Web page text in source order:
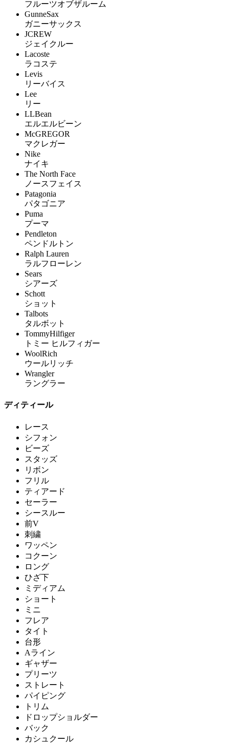
フルーツオブザルーム
GunneSax
ガニーサックス
JCREW
ジェイクルー
Lacoste
ラコステ
Levis
リーバイス
Lee
リー
LLBean
エルエルビーン
McGREGOR
マクレガー
Nike
ナイキ
The North Face
ノースフェイス
Patagonia
パタゴニア
Puma
プーマ
Pendleton
ペンドルトン
Ralph Lauren
ラルフローレン
Sears
シアーズ
Schott
ショット
Talbots
タルボット
TommyHilfiger
トミー ヒルフィガー
WoolRich
ウールリッチ
Wrangler
ラングラー
ディティール
レース
シフォン
ビーズ
スタッズ
リボン
フリル
ティアード
セーラー
シースルー
前V
刺繍
ワッペン
コクーン
ロング
ひざ下
ミディアム
ショート
ミニ
フレア
タイト
台形
Aライン
ギャザー
プリーツ
ストレート
パイピング
トリム
ドロップショルダー
バック
カシュクール